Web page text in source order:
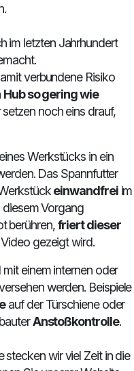
im letzten Jahrhundert
verbundene Risiko
Hub so gering wie
noch eins drauf,
Werkstücks in ein
Das Spannfutter
einwandfreiim
diesem Vorgang
berühren,friert dieser
gezeigt wird.
einem internen oder
werden. Beispiele
auf der Türschiene oder
Anstoßkontrolle.
wir viel Zeit in die